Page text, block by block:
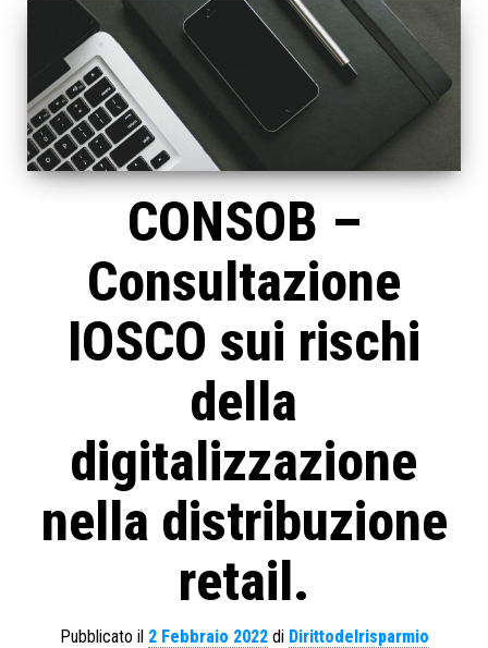
CONSOB –
Consultazione
IOSCO sui rischi
della
digitalizzazione
nella distribuzione
retail.
Pubblicato il 2 Febbraio 2022di Dirittodelrisparmio